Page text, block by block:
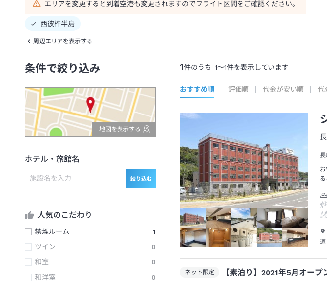
エリアを変更すると到着空港も変更されますのでフライト区間をご確認ください。
西彼杵半島
周辺エリアを表示する
条件で絞り込み
地図を表示する
ホテル・旅館名
絞り込む
人気のこだわり
禁煙ルーム
1
ツイン
0
和室
0
和洋室
0
1件のうち 1～1件を表示しています
おすすめ順 評価順 代金が安い順 代
長
お
る
道
ネット限定 【素泊り】2021年5月オー